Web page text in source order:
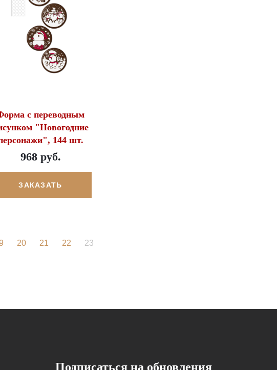
с переводным
"Новогодние
144 шт.
968 руб.
ЗАКАЗАТЬ
20 21 22
23
Подписаться на обновления